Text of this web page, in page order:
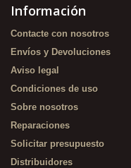
Información
Contacte con nosotros
Envíos y Devoluciones
Aviso legal
Condiciones de uso
Sobre nosotros
Reparaciones
Solicitar presupuesto
Distribuidores